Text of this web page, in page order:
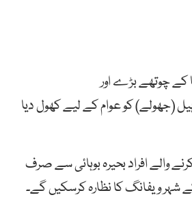
کے چوتھے بڑے اور
(جھولے) کو عوام کے لیے کھول دیا
والے افراد بحیرہ بوہائی سے صرف
ویفانگ کا نظارہ کرسکیں گے۔